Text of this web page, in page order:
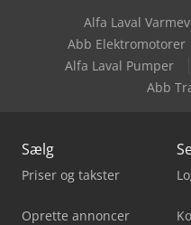
Alfa Laval
Abb Elektromotorer
Alfa Laval Pumper
Abb
Sælg
Priser og takster
Oprette annoncer